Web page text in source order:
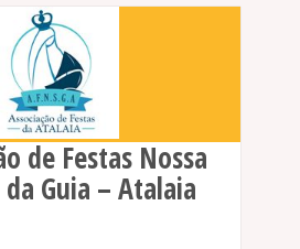
de Festas Nossa
Guia – Atalaia